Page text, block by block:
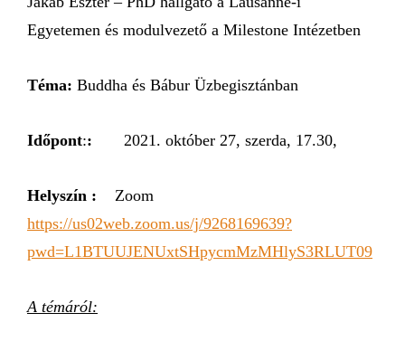
Egyetemen és modulvezető a Milestone Intézetben
Téma: Buddha és Bábur Üzbegisztánban
Időpont:: 2021. október 27, szerda, 17.30,
Helyszín : Zoom
https://us02web.zoom.us/j/9268169639?
pwd=L1BTUUJENUxtSHpycmMzMHlyS3RLUT09
A témáról: